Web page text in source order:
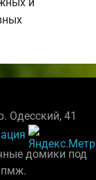
Одесский, 41
домики под
пмж.